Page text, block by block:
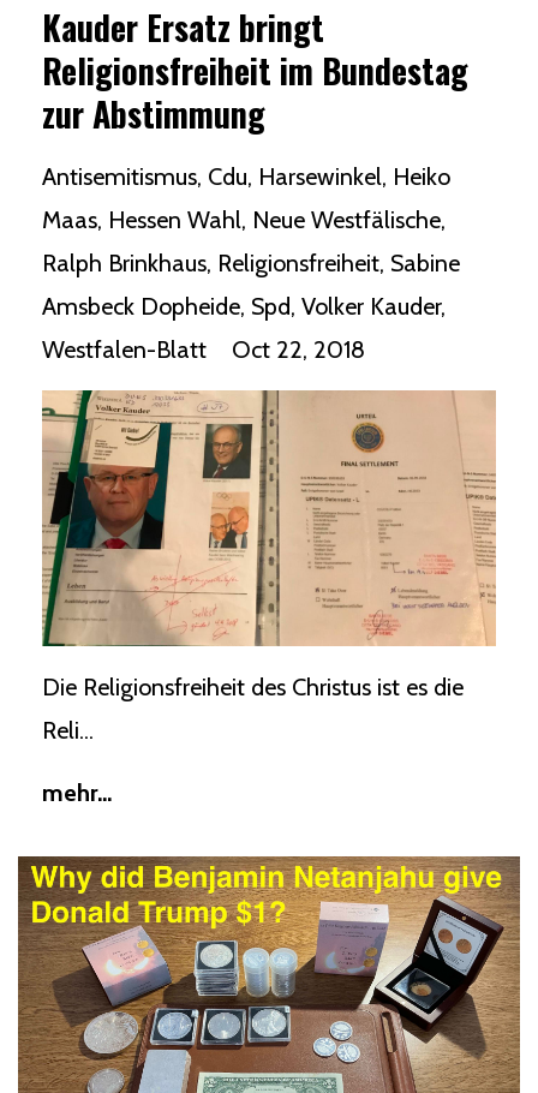
Kauder Ersatz bringt
Religionsfreiheit im Bundestag
zur Abstimmung
Antisemitismus Cdu Harsewinkel Heiko
Maas Hessen Wahl Neue Westfälische
Ralph Brinkhaus Religionsfreiheit Sabine
Amsbeck Dopheide Spd Volker Kauder
Westfalen-Blatt
Oct 22, 2018
Die Religionsfreiheit des Christus ist es die
Reli...
mehr...